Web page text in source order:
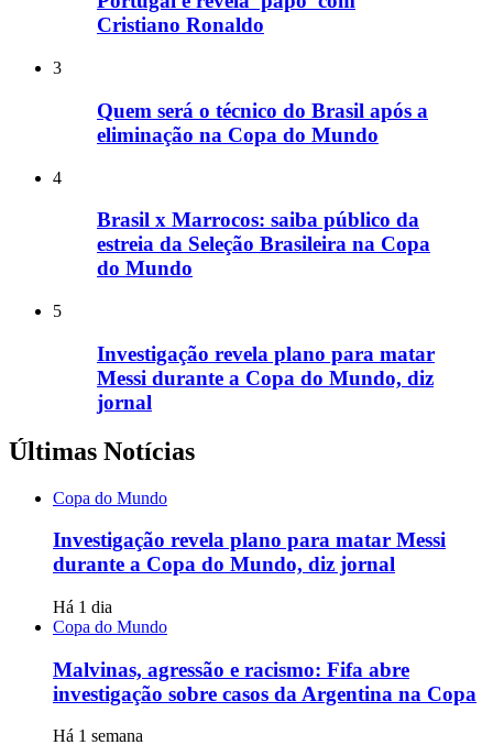
Cristiano Ronaldo
3
Quem será o técnico do Brasil após a
eliminação na Copa do Mundo
4
Brasil x Marrocos: saiba público da
estreia da Seleção Brasileira na Copa
do Mundo
5
Investigação revela plano para matar
Messi durante a Copa do Mundo, diz
jornal
Últimas Notícias
Copa do Mundo
Investigação revela plano para matar Messi
durante a Copa do Mundo, diz jornal
Há 1 dia
Copa do Mundo
Malvinas, agressão e racismo: Fifa abre
investigação sobre casos da Argentina na Copa
Há 1 semana